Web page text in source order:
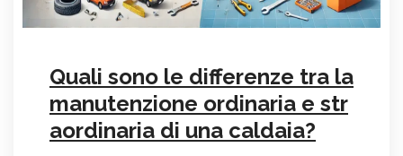
Quali sono le differenze tra la
manutenzione ordinaria e str
aordinaria di una caldaia?